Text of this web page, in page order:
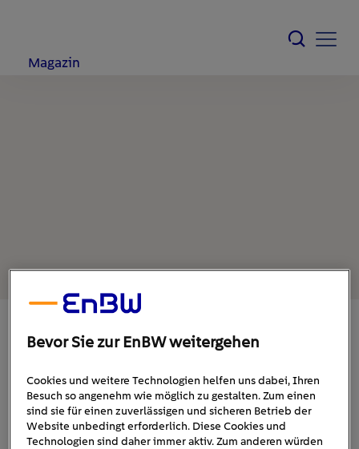
Magazin
19. August 2021 1min
e-auto-unwetter-blitz
Bevor Sie zur EnBW weitergehen
Cookies und weitere Technologien helfen uns dabei, Ihren
Besuch so angenehm wie möglich zu gestalten. Zum einen
sind sie für einen zuverlässigen und sicheren Betrieb der
Website unbedingt erforderlich. Diese Cookies und
Technologien sind daher immer aktiv. Zum anderen würden